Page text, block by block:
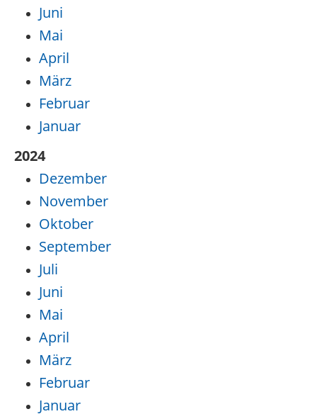
Juni
Mai
April
März
Februar
Januar
2024
Dezember
November
Oktober
September
Juli
Juni
Mai
April
März
Februar
Januar